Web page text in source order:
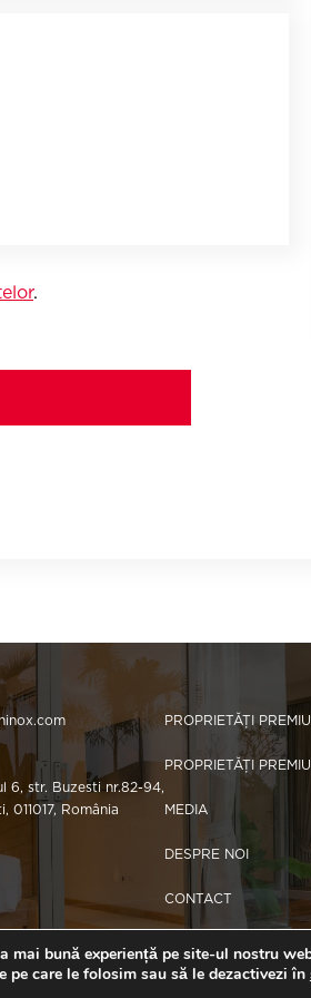
.
6, str. Buzesti nr.82-94,
011017, România
PROPRIETĂȚI
PROPRIETĂȚI
MEDIA
DESPRE NOI
CONTACT
mai bună experiență pe site-ul nostru
care le folosim sau să le dezactivezi în